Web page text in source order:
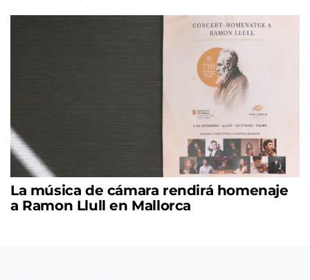
La música de cámara rendirá homenaje
a Ramon Llull en Mallorca